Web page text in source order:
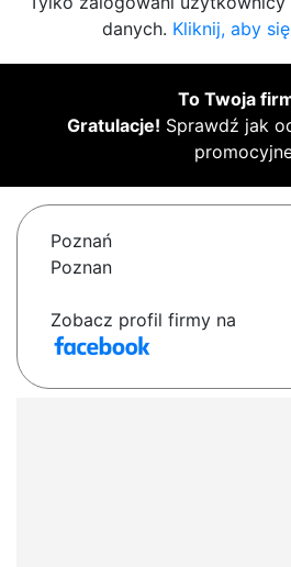
danych. Kliknij, aby
To Twoja
Gratulacje! Sprawdź jak
Poznań
Poznan
Zobacz profil firmy na